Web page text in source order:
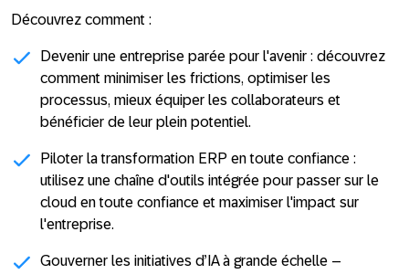
Découvrez comment :
Devenir une entreprise parée pour l'avenir : découvrez
comment minimiser les frictions, optimiser les
processus, mieux équiper les collaborateurs et
bénéficier de leur plein potentiel.
Piloter la transformation ERP en toute confiance :
utilisez une chaîne d'outils intégrée pour passer sur le
cloud en toute confiance et maximiser l'impact sur
l'entreprise.
Gouverner les initiatives d’IA à grande échelle –